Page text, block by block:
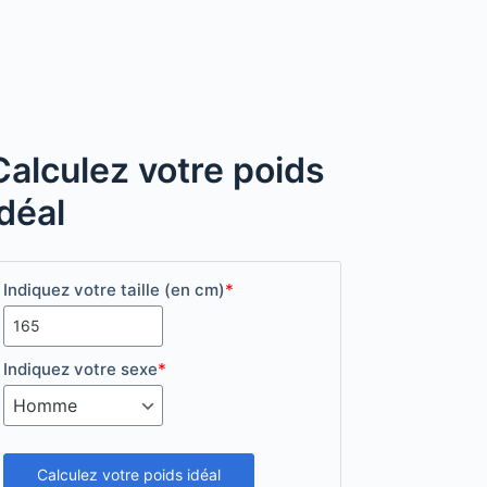
votre poids
Indiquez votre taille (en cm)*
Indiquez votre sexe*
Calculez votre poids idéal